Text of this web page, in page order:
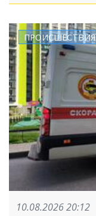
ПРОИСШЕСТВИЯ
10.08.2026 20:12